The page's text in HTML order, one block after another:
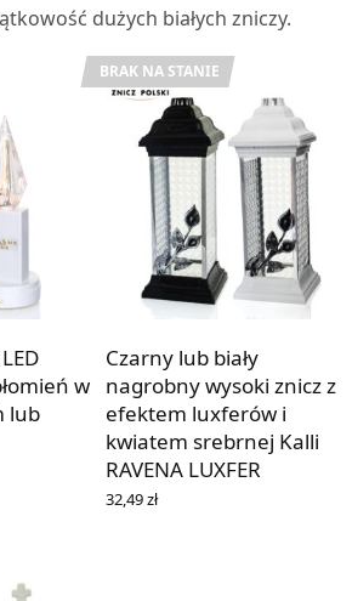
dużych białych zniczy.
w
lub
BRAK NA STANIE
Czarny lub biały
nagrobny wysoki znicz z
efektem luxferów i
kwiatem srebrnej Kalli
RAVENA LUXFER
32,49zł